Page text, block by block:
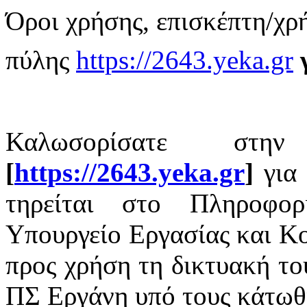
Όροι χρήσης, επισκέπτη/
πύλης https://2643.yeka.gr
Καλωσορίσατε
[https://2643.yeka.gr]
τηρείται στο
Υπουργείο Εργασίας και
προς χρήση τη δικτυακή
ΠΣ Εργάνη υπό τους